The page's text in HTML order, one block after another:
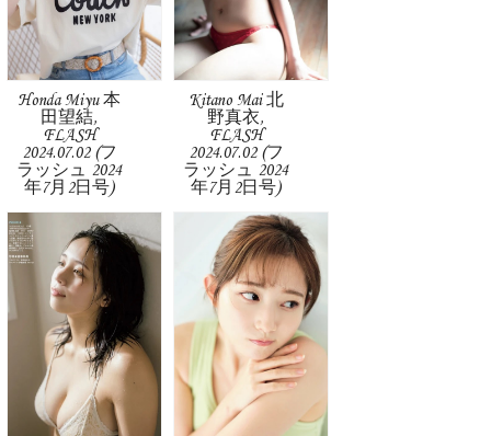
Honda Miyu 本
田望結,
FLASH
2024.07.02 (フ
ラッシュ 2024
年7月2日号)
Kitano Mai 北
野真衣,
FLASH
2024.07.02 (フ
ラッシュ 2024
年7月2日号)